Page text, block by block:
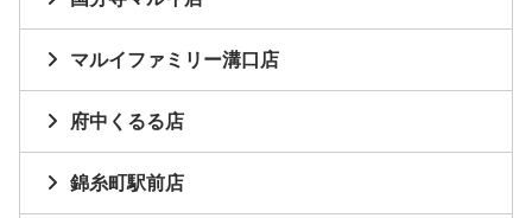
マルイファミリー溝口店
府中くるる店
錦糸町駅前店